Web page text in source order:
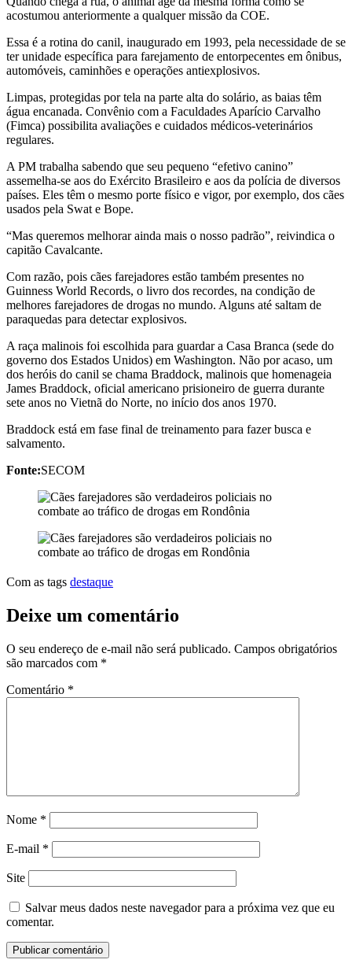
acostumou anteriormente a qualquer missão da COE.
Essa é a rotina do canil, inaugurado em 1993, pela necessidade de se
ter unidade específica para farejamento de entorpecentes em ônibus,
automóveis, caminhões e operações antiexplosivos.
Limpas, protegidas por tela na parte alta do solário, as baias têm
água encanada. Convênio com a Faculdades Aparício Carvalho
(Fimca) possibilita avaliações e cuidados médicos-veterinários
regulares.
A PM trabalha sabendo que seu pequeno “efetivo canino”
assemelha-se aos do Exército Brasileiro e aos da polícia de diversos
países. Eles têm o mesmo porte físico e vigor, por exemplo, dos cães
usados pela Swat e Bope.
“Mas queremos melhorar ainda mais o nosso padrão”, reivindica o
capitão Cavalcante.
Com razão, pois cães farejadores estão também presentes no
Guinness World Records, o livro dos recordes, na condição de
melhores farejadores de drogas no mundo. Alguns até saltam de
paraquedas para detectar explosivos.
A raça malinois foi escolhida para guardar a Casa Branca (sede do
governo dos Estados Unidos) em Washington. Não por acaso, um
dos heróis do canil se chama Braddock, malinois que homenageia
James Braddock, oficial americano prisioneiro de guerra durante
sete anos no Vietnã do Norte, no início dos anos 1970.
Braddock está em fase final de treinamento para fazer busca e
salvamento.
Fonte:SECOM
Com as tags destaque
Deixe um comentário
O seu endereço de e-mail não será publicado. Campos obrigatórios
são marcados com *
Comentário *
Nome *
E-mail *
Site
Salvar meus dados neste navegador para a próxima vez que eu
comentar.